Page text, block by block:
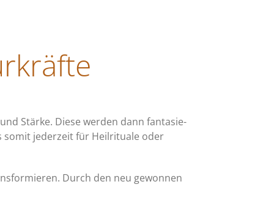
Stärke. Diese werden dann fantasie-
somit jederzeit für Heilrituale oder
Durch den neu gewonnen